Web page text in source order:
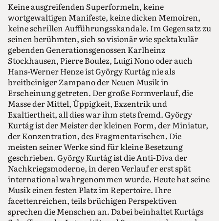
Keine ausgreifenden Superformeln, keine
wortgewaltigen Manifeste, keine dicken Memoiren,
keine schrillen Aufführungsskandale. Im Gegensatz zu
seinen berühmten, sich so visionär wie spektakulär
gebenden Generationsgenossen Karlheinz
Stockhausen, Pierre Boulez, Luigi Nono oder auch
Hans-Werner Henze ist György Kurtág nie als
breitbeiniger Zampano der Neuen Musik in
Erscheinung getreten. Der große Formverlauf, die
Masse der Mittel, Üppigkeit, Exzentrik und
Exaltiertheit, all dies war ihm stets fremd. György
Kurtág ist der Meister der kleinen Form, der Miniatur,
der Konzentration, des Fragmentarischen. Die
meisten seiner Werke sind für kleine Besetzung
geschrieben. György Kurtág ist die Anti-Diva der
Nachkriegsmoderne, in deren Verlauf er erst spät
international wahrgenommen wurde. Heute hat seine
Musik einen festen Platz im Repertoire. Ihre
facettenreichen, teils brüchigen Perspektiven
sprechen die Menschen an. Dabei beinhaltet Kurtágs